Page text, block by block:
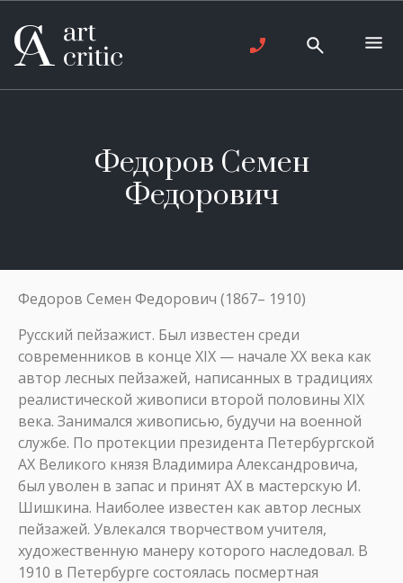
Федоров Семен
Федорович
Федоров Семен Федорович (1867– 1910)
Русский пейзажист. Был известен среди
современников в конце XIX — начале XX века как
автор лесных пейзажей, написанных в традициях
реалистической живописи второй половины XIX
века. Занимался живописью, будучи на военной
службе. По протекции президента Петербургской
АХ Великого князя Владимира Александровича,
был уволен в запас и принят АХ в мастерскую И.
Шишкина. Наиболее известен как автор лесных
пейзажей. Увлекался творчеством учителя,
художественную манеру которого наследовал. В
1910 в Петербурге состоялась посмертная